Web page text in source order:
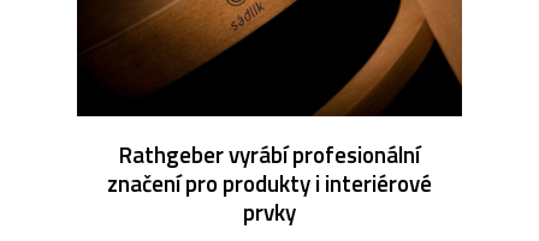
Rathgeber vyrábí profesionální
značení pro produkty i interiérové
prvky